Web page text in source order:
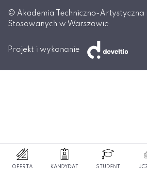
OFERTA KANDYDAT STUDENT
© Akademia Techniczno-Artystyczna
Stosowanych w Warszawie
Projekt i wykonanie